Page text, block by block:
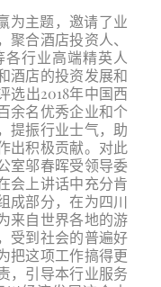
主题，邀请了业
合酒店投资人、
行业高端精英人
酒店的投资发展和
选出2018年中国西
余名优秀企业和个
提振行业士气，助
出积极贡献。对此
室邬春晖受领导委
会上讲话中充分肯
成部分，在为四川
来自世界各地的游
受到社会的普遍好
把这项工作搞得更
，引导本行业服务